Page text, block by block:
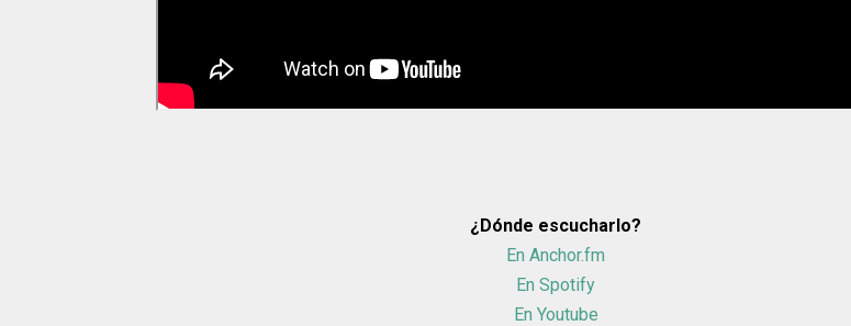
¿Dónde escucharlo?
En Anchor.fm
En Spotify
En Youtube